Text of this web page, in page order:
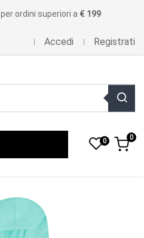
per ordini superiori a € 199
Accedi Registrati
0 0